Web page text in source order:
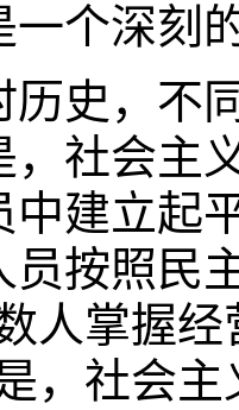
一个深刻
历史，不
，社会主
中建立起
员按照民
人掌握
，社会